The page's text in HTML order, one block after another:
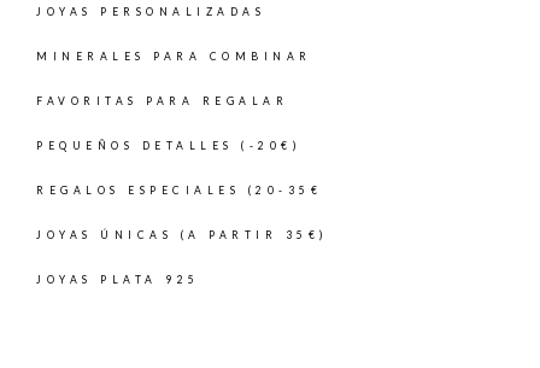
JOYAS PERSONALIZADAS
MINERALES PARA COMBINAR
FAVORITAS PARA REGALAR
PEQUEÑOS DETALLES (-20€)
REGALOS ESPECIALES (20-35€
JOYAS ÚNICAS (A PARTIR 35€)
JOYAS PLATA 925